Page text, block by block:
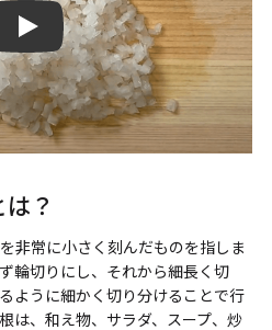
大根のみじん切りの切り方
？
非常に小さく刻んだものを指しま
輪切りにし、それから細長く切
ように細かく切り分けることで行
は、和え物、サラダ、スープ、炒